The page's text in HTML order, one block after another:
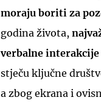
moraju boriti za
godina života,
verbalne
stječu ključne
a zbog ekrana i